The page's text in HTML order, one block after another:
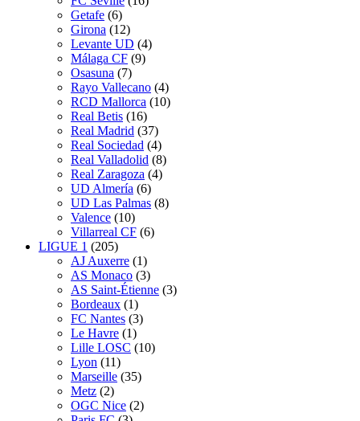
Getafe (6)
Girona (12)
Levante UD (4)
Málaga CF (9)
Osasuna (7)
Rayo Vallecano (4)
RCD Mallorca (10)
Real Betis (16)
Real Madrid (37)
Real Sociedad (4)
Real Valladolid (8)
Real Zaragoza (4)
UD Almería (6)
UD Las Palmas (8)
Valence (10)
Villarreal CF (6)
LIGUE 1 (205)
AJ Auxerre (1)
AS Monaco (3)
AS Saint-Étienne (3)
Bordeaux (1)
FC Nantes (3)
Le Havre (1)
Lille LOSC (10)
Lyon (11)
Marseille (35)
Metz (2)
OGC Nice (2)